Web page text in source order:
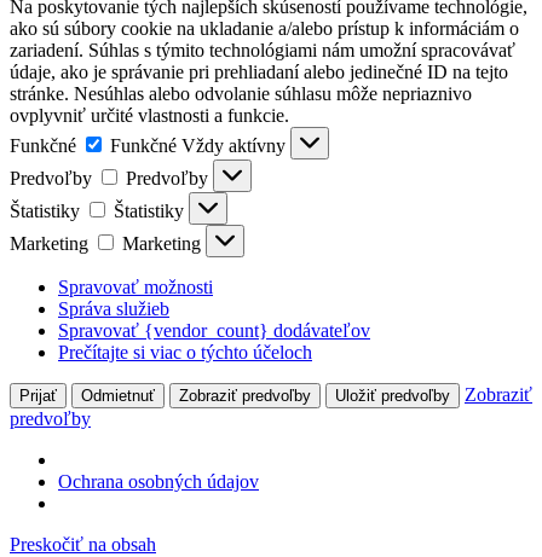
Na poskytovanie tých najlepších skúseností používame technológie,
ako sú súbory cookie na ukladanie a/alebo prístup k informáciám o
zariadení. Súhlas s týmito technológiami nám umožní spracovávať
údaje, ako je správanie pri prehliadaní alebo jedinečné ID na tejto
stránke. Nesúhlas alebo odvolanie súhlasu môže nepriaznivo
ovplyvniť určité vlastnosti a funkcie.
Funkčné
Funkčné Vždy aktívny
Predvoľby
Predvoľby
Štatistiky
Štatistiky
Marketing
Marketing
Spravovať možnosti
Správa služieb
Spravovať {vendor_count} dodávateľov
Prečítajte si viac o týchto účeloch
Prijať Odmietnuť Zobraziť predvoľby Uložiť predvoľby
Zobraziť
predvoľby
Ochrana osobných údajov
Preskočiť na obsah